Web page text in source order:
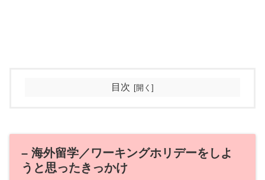
目次
– 海外留学／ワーキングホリデーをしよ
うと思ったきっかけ